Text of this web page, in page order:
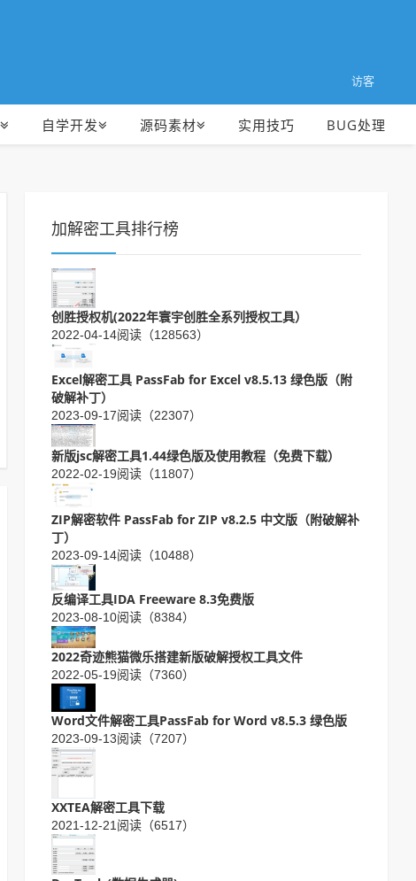
访客
自学开发 源码素材 实用技巧 BUG处理
加解密工具排行榜
创胜授权机(2022年寰宇创胜全系列授权工具）
2022-04-14阅读（128563）
Excel解密工具 PassFab for Excel v8.5.13 绿色版（附
破解补丁）
2023-09-17阅读（22307）
新版jsc解密工具1.44绿色版及使用教程（免费下载）
2022-02-19阅读（11807）
ZIP解密软件 PassFab for ZIP v8.2.5 中文版（附破解补
丁）
2023-09-14阅读（10488）
反编译工具IDA Freeware 8.3免费版
2023-08-10阅读（8384）
2022奇迹熊猫微乐搭建新版破解授权工具文件
2022-05-19阅读（7360）
Word文件解密工具PassFab for Word v8.5.3 绿色版
2023-09-13阅读（7207）
XXTEA解密工具下载
2021-12-21阅读（6517）